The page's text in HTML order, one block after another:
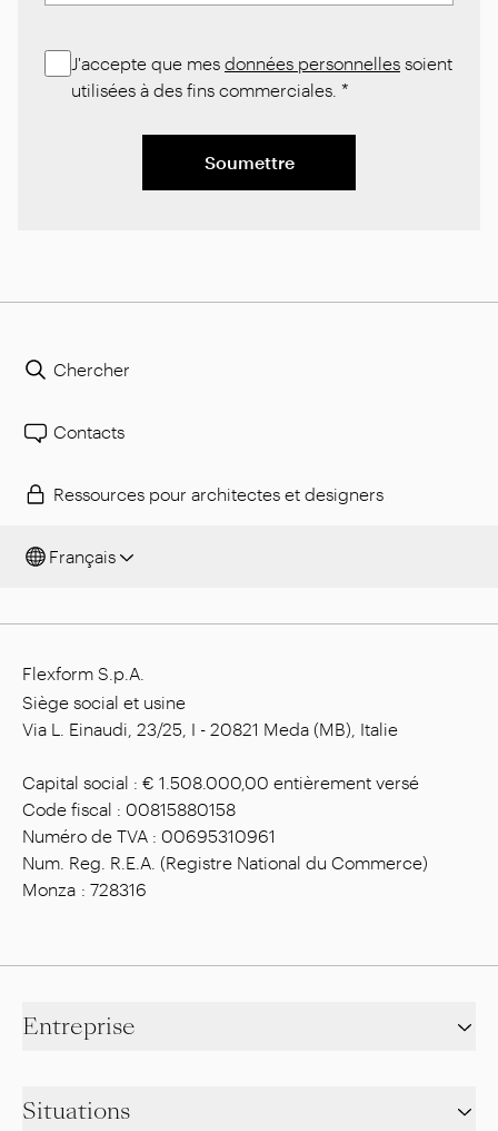
J'accepte que mes données personnelles soient
utilisées à des fins commerciales. *
Soumettre
Chercher
Contacts
Ressources pour architectes et designers
Français
Flexform S.p.A.
Siège social et usine
Via L. Einaudi, 23/25, I - 20821 Meda (MB), Italie
Capital social : € 1.508.000,00 entièrement versé
Code fiscal : 00815880158
Numéro de TVA : 00695310961
Num. Reg. R.E.A. (Registre National du Commerce)
Monza : 728316
Entreprise
Situations